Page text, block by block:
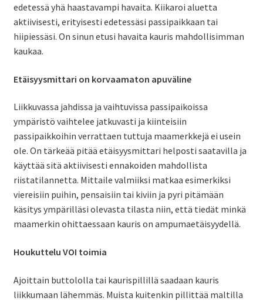
edetessä yhä haastavampi havaita. Kiikaroi aluetta
aktiivisesti, erityisesti edetessäsi passipaikkaan tai
hiipiessäsi. On sinun etusi havaita kauris mahdollisimman
kaukaa.
Etäisyysmittari on korvaamaton apuväline
Liikkuvassa jahdissa ja vaihtuvissa passipaikoissa
ympäristö vaihtelee jatkuvasti ja kiinteisiin
passipaikkoihin verrattaen tuttuja maamerkkejä ei usein
ole. On tärkeää pitää etäisyysmittari helposti saatavilla ja
käyttää sitä aktiivisesti ennakoiden mahdollista
riistatilannetta. Mittaile valmiiksi matkaa esimerkiksi
viereisiin puihin, pensaisiin tai kiviin ja pyri pitämään
käsitys ympärilläsi olevasta tilasta niin, että tiedät minkä
maamerkin ohittaessaan kauris on ampumaetäisyydellä.
Houkuttelu VOI toimia
Ajoittain buttololla tai kaurispillillä saadaan kauris
liikkumaan lähemmäs. Muista kuitenkin pillittää maltilla